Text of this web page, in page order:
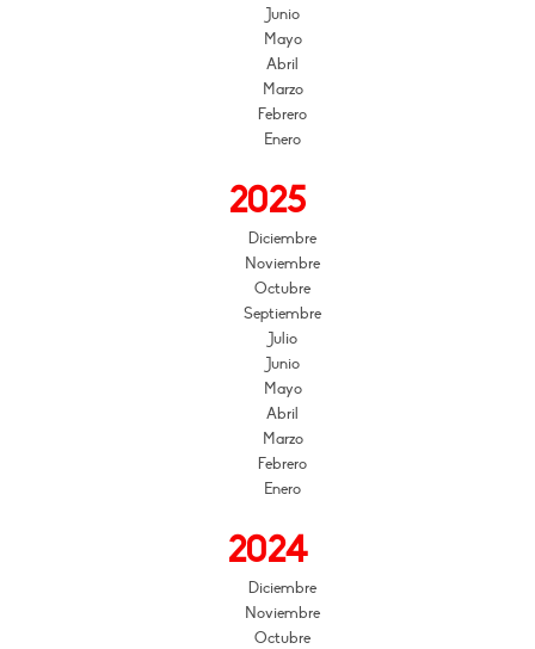
Junio
Mayo
Abril
Marzo
Febrero
Enero
2025
Diciembre
Noviembre
Octubre
Septiembre
Julio
Junio
Mayo
Abril
Marzo
Febrero
Enero
2024
Diciembre
Noviembre
Octubre